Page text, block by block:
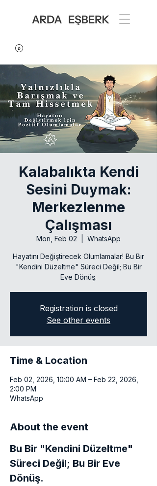
Kalabalıkta Kendi
Sesini Duymak:
Merkezlenme
Çalışması
Mon, Feb 02 WhatsApp
Hayatını Değiştirecek Olumlamalar! Bu Bir
"Kendini Düzeltme" Süreci Değil; Bu Bir
Eve Dönüş.
Registration is closed
See other events
Time & Location
Feb 02, 2026, 10:00 AM – Feb 22, 2026,
2:00 PM
WhatsApp
About the event
Bu Bir "Kendini Düzeltme"
Süreci Değil; Bu Bir Eve
Dönüş.